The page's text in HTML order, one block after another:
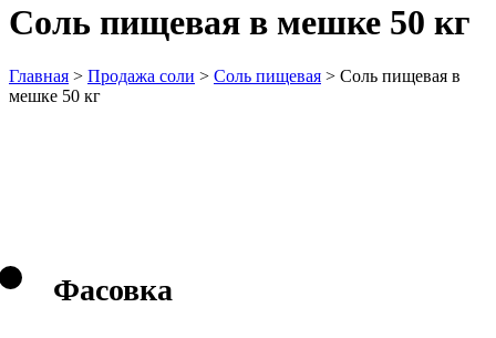
Соль пищевая в мешке 50 кг
Главная > Продажа соли > Соль пищевая > Соль пищевая в
мешке 50 кг
Фасовка